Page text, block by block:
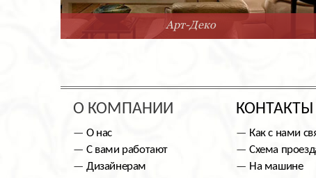
Арт-Деко
О КОМПАНИИ
О нас
С вами работают
Дизайнерам
КОНТАКТЫ
Как с нами
Схема
На машине